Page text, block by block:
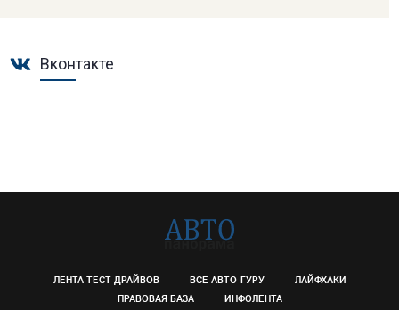
Вконтакте
ЛЕНТА ТЕСТ-ДРАЙВОВ ВСЕ АВТО-ГУРУ
ЛАЙФХАКИ
ПРАВОВАЯ БАЗА
ИНФОЛЕНТА